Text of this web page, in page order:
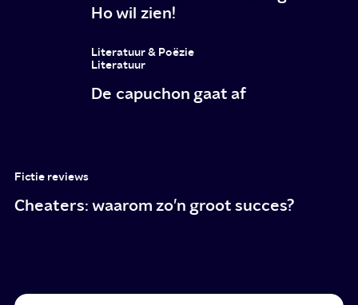
Ho wil zien!
Literatuur & Poëzie
Literatuur
De capuchon gaat af
Fictie reviews
Cheaters: waarom zo’n groot succes?